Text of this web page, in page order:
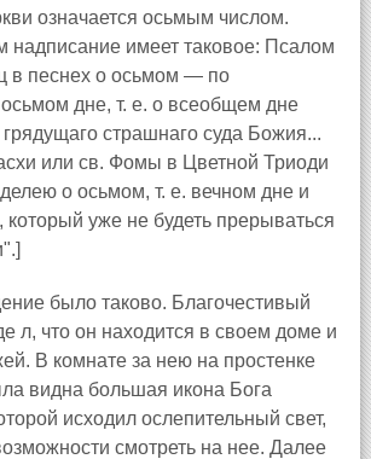
означается осьмым числом.
надписание имеет таковое: Псалом
в песнех о осьмом — по
дне, т. е. о всеобщем дне
страшнаго суда Божия...
или св. Фомы в Цветной Триоди
о осьмом, т. е. вечном дне и
который уже не будеть прерываться
было таково. Благочестивый
л, что он находится в своем доме и
В комнате за нею на простенке
видна большая икона Бога
исходил ослепительный свет,
смотреть на нее. Далее